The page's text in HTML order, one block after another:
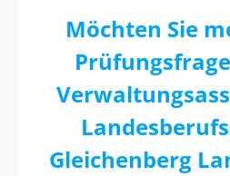
Möchten Sie
Gleichenberg